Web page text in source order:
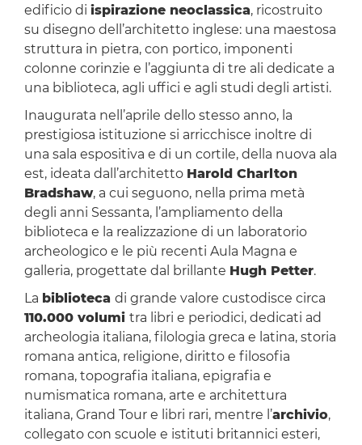
edificio di ispirazione neoclassica, ricostruito
su disegno dell’architetto inglese: una maestosa
struttura in pietra, con portico, imponenti
colonne corinzie e l’aggiunta di tre ali dedicate a
una biblioteca, agli uffici e agli studi degli artisti.
Inaugurata nell’aprile dello stesso anno, la
prestigiosa istituzione si arricchisce inoltre di
una sala espositiva e di un cortile, della nuova ala
est, ideata dall’architetto Harold Charlton
Bradshaw, a cui seguono, nella prima metà
degli anni Sessanta, l’ampliamento della
biblioteca e la realizzazione di un laboratorio
archeologico e le più recenti Aula Magna e
galleria, progettate dal brillante Hugh Petter.
La biblioteca di grande valore custodisce circa
110.000 volumi tra libri e periodici, dedicati ad
archeologia italiana, filologia greca e latina, storia
romana antica, religione, diritto e filosofia
romana, topografia italiana, epigrafia e
numismatica romana, arte e architettura
italiana, Grand Tour e libri rari, mentre l’archivio,
collegato con scuole e istituti britannici esteri,